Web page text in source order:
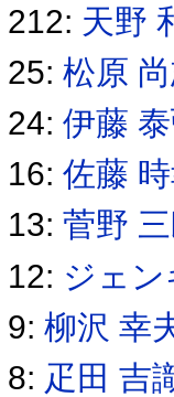
212: 天野
25:松原
24:伊藤
16:佐藤
13:菅野
12: ジェン
9:柳沢 幸
8: 疋田 吉